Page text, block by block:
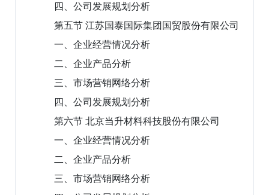
四、公司发展规划分析
第五节 江苏国泰国际集团国贸股份有限公司
一、企业经营情况分析
二、企业产品分析
三、市场营销网络分析
四、公司发展规划分析
第六节 北京当升材料科技股份有限公司
一、企业经营情况分析
二、企业产品分析
三、市场营销网络分析